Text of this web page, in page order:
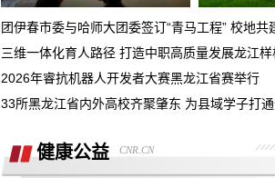
我父亲被销售坑骗签了定金合同，提车
说没有现车要去外地。
宜享花业务员打电话叫我查看低息贷款
度，被强制下款
提车当天4S店临时涨价，涉嫌欺诈消费
在红旗智联APP上支付2000元定金，去
提车时车辆为问题车，厂家不退还定金
团伊春市委与哈师大团委签订“青马工程” 校地
三维一体化育人路径 打造中职高质量发展龙江
2026年睿抗机器人开发者大赛黑龙江省赛举行
33所黑龙江省内外高校齐聚肇东 为县域学子打
健康公益 CNR.CN